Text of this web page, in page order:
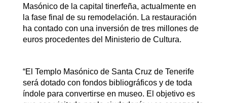
Masónico de la capital tinerfeña, actualmente en
la fase final de su remodelación. La restauración
ha contado con una inversión de tres millones de
euros procedentes del Ministerio de Cultura.
“El Templo Masónico de Santa Cruz de Tenerife
será dotado con fondos bibliográficos y de toda
índole para convertirse en museo. El objetivo es